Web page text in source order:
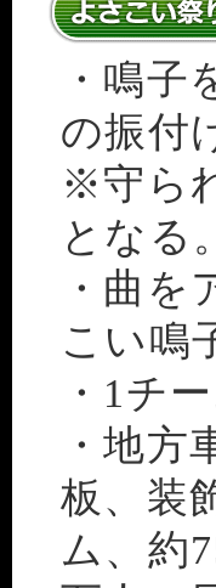
・鳴子
の振付
※守ら
となる。
・曲
こい鳴
・1チ
・地方
板、装
ム、約